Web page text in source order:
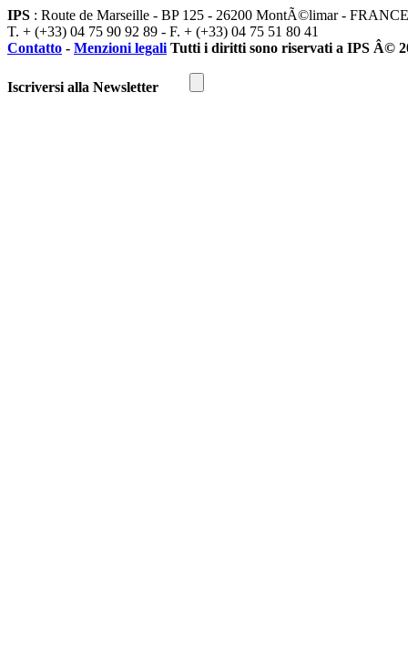
IPS : Route de Marseille - BP 125 - 26200 MontÃ©limar - FRANCE
T. + (+33) 04 75 90 92 89 - F. + (+33) 04 75 51 80 41
Contatto - Menzioni legali Tutti i diritti sono riservati a IPS Â©
Iscriversi alla Newsletter